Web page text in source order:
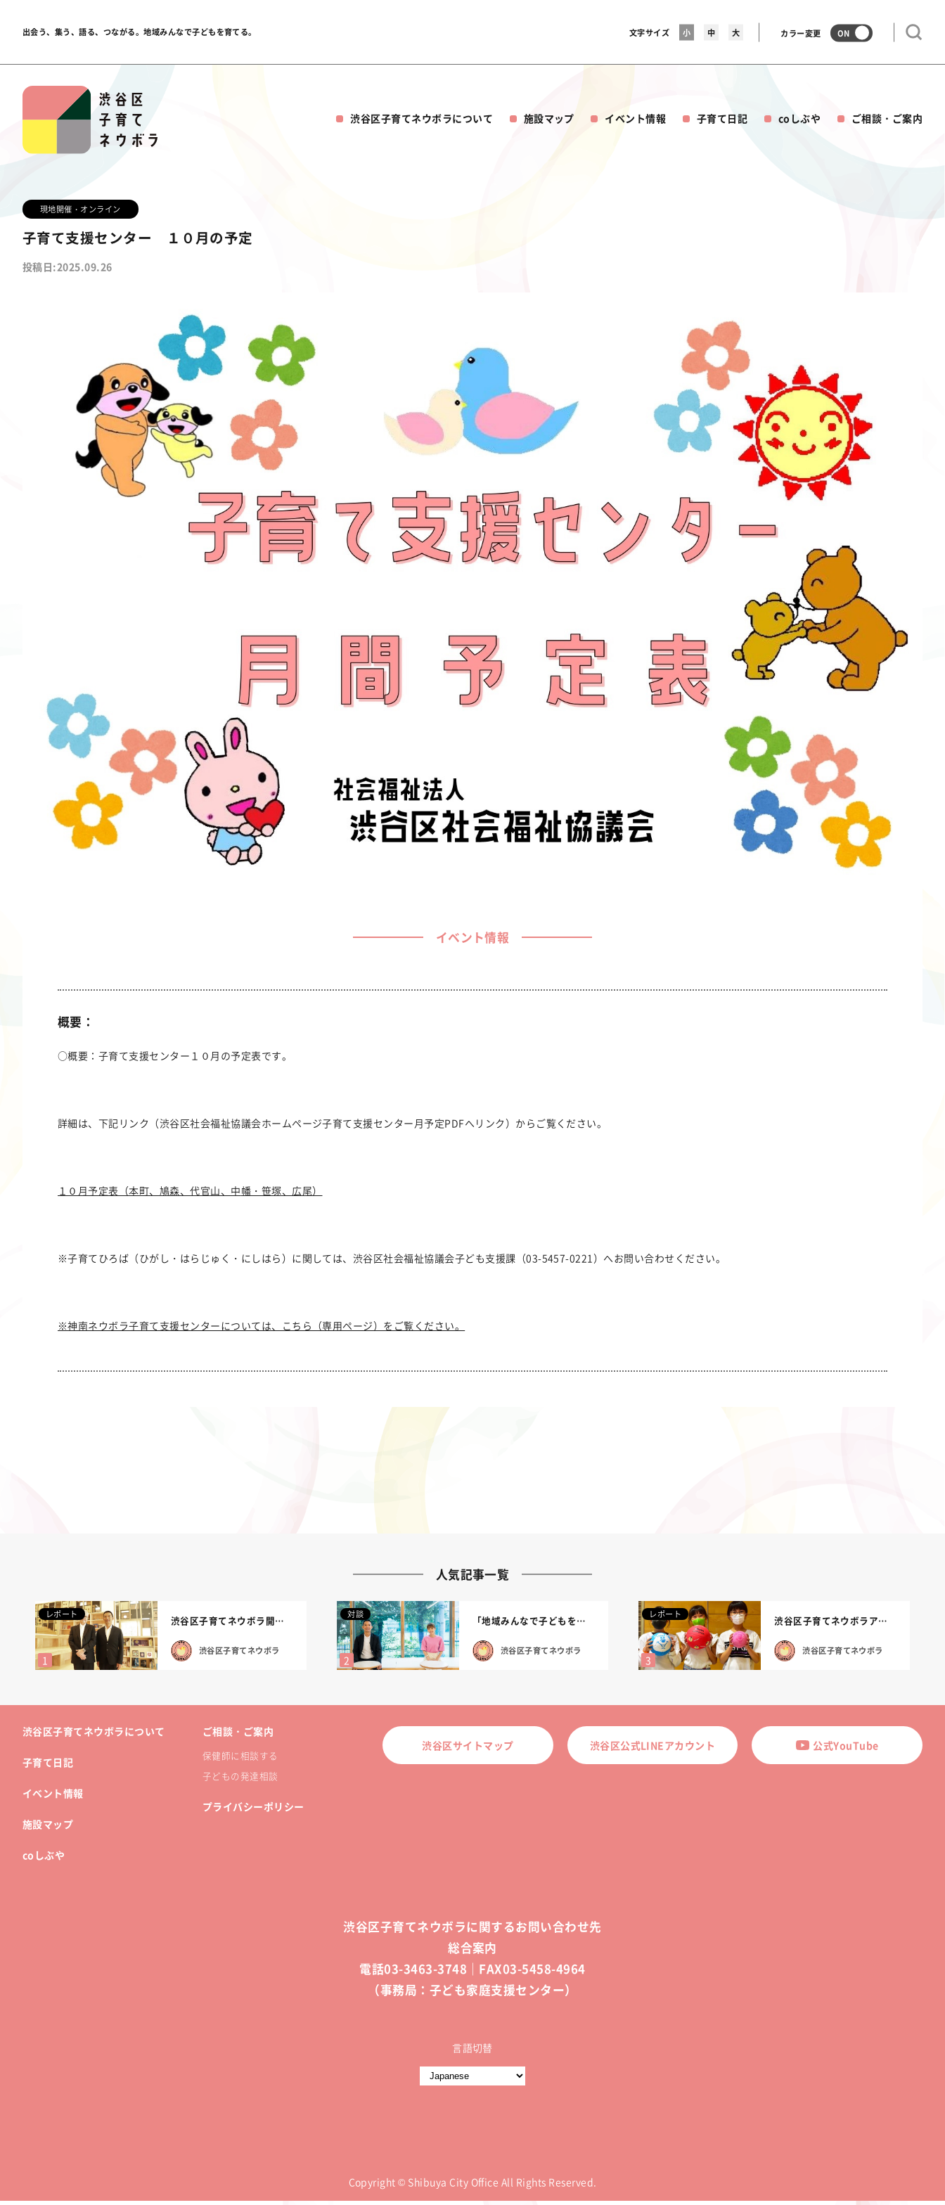
出会う、集う、語る、つながる。地域みんなで子どもを育てる。 文字サイズ 小 中 大 カラー変更 ON
渋谷区子育てネウボラについて 施設マップ イベント情報 子育て日記 coしぶや ご相談・ご案内
現地開催・オンライン
子育て支援センター １０月の予定
投稿日:2025.09.26
イベント情報
概要：
○概要：子育て支援センター１０月の予定表です。
詳細は、下記リンク（渋谷区社会福祉協議会ホームページ子育て支援センター月予定PDFへリンク）からご覧ください。
１０月予定表（本町、鳩森、代官山、中幡・笹塚、広尾）
※子育てひろば（ひがし・はらじゅく・にしはら）に関しては、渋谷区社会福祉協議会子ども支援課（03-5457-0221）へお問い合わせください。
※神南ネウボラ子育て支援センターについては、こちら（専用ページ）をご覧ください。
人気記事一覧
レポート 渋谷区子育てネウボラ開設式を行いました。
渋谷区子育てネウボラ
対談 「地域みんなで子どもを育てられる渋谷区に...
渋谷区子育てネウボラ
レポート 渋谷区子育てネウボラアンバサダーの若槻千...
渋谷区子育てネウボラ
渋谷区子育てネウボラについて
子育て日記
イベント情報
施設マップ
coしぶや
ご相談・ご案内
保健師に相談する
子どもの発達相談
プライバシーポリシー
渋谷区サイトマップ 渋谷区公式LINEアカウント 公式YouTube
渋谷区子育てネウボラに関するお問い合わせ先
総合案内
電話03-3463-3748｜FAX03-5458-4964
（事務局：子ども家庭支援センター）
言語切替
Copyright © Shibuya City Office All Rights Reserved.